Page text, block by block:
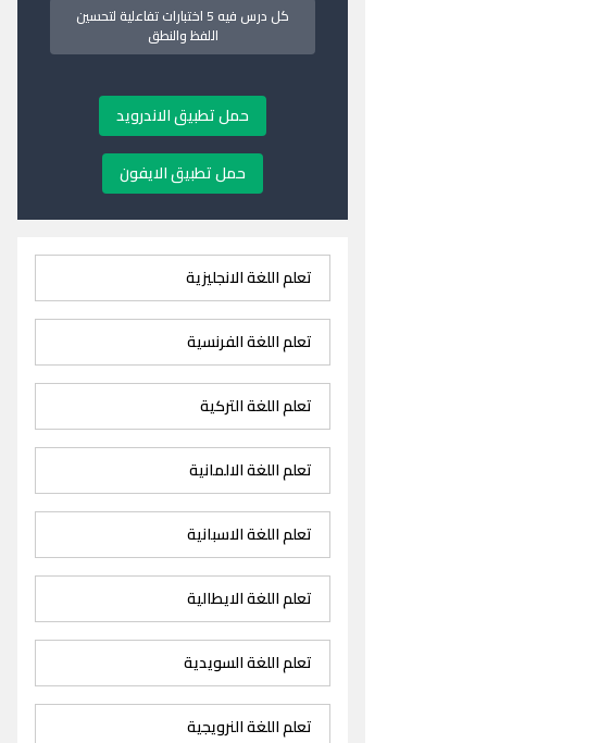
كل درس فيه 5 اختبارات تفاعلية لتحسين
اللفظ والنطق
حمل تطبيق الاندرويد
حمل تطبيق الايفون
تعلم اللغة الانجليزية
تعلم اللغة الفرنسية
تعلم اللغة التركية
تعلم اللغة الالمانية
تعلم اللغة الاسبانية
تعلم اللغة الايطالية
تعلم اللغة السويدية
تعلم اللغة النرويجية